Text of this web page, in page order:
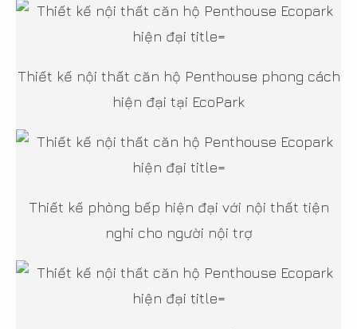
Thiết kế nội thất căn hộ Penthouse phong cách
hiện đại tại EcoPark
Thiết kế phòng bếp hiện đại với nội thất tiện
nghi cho người nội trợ